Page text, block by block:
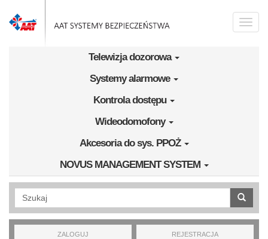
Toggle
Telewizja dozorowa
Systemy alarmowe
Kontrola dostępu
Wideodomofony
Akcesoria do sys. PPOŻ
NOVUS MANAGEMENT SYSTEM
Wyszukiwanie pełnotekstowe
ZALOGUJ REJESTRACJA